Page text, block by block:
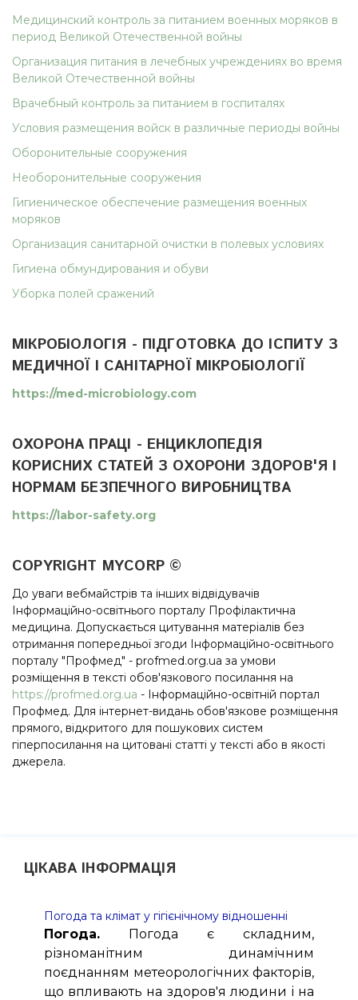
Медицинский контроль за питанием военных моряков в
период Великой Отечественной войны
Организация питания в лечебных учреждениях во время
Великой Отечественной войны
Врачебный контроль за питанием в госпиталях
Условия размещения войск в различные периоды войны
Оборонительные сооружения
Необоронительные сооружения
Гигиеническое обеспечение размещения военных
моряков
Организация санитарной очистки в полевых условиях
Гигиена обмундирования и обуви
Уборка полей сражений
МІКРОБІОЛОГІЯ - ПІДГОТОВКА ДО ІСПИТУ З
МЕДИЧНОЇ І САНІТАРНОЇ МІКРОБІОЛОГІЇ
https://med-microbiology.com
ОХОРОНА ПРАЦІ - ЕНЦИКЛОПЕДІЯ
КОРИСНИХ СТАТЕЙ З ОХОРОНИ ЗДОРОВ'Я І
НОРМАМ БЕЗПЕЧНОГО ВИРОБНИЦТВА
https://labor-safety.org
COPYRIGHT MYCORP ©
До уваги вебмайстрів та інших відвідувачів
Інформаційно-освітнього порталу Профілактична
медицина. Допускається цитування матеріалів без
отримання попередньої згоди Інформаційно-освітнього
порталу "Профмед" - profmed.org.ua за умови
розміщення в тексті обов'язкового посилання на
https://profmed.org.ua - Інформаційно-освітній портал
Профмед. Для інтернет-видань обов'язкове розміщення
прямого, відкритого для пошукових систем
гіперпосилання на цитовані статті у тексті або в якості
джерела.
ЦІКАВА ІНФОРМАЦІЯ
Погода та клімат у гігієнічному відношенні
Погода. Погода є складним,
різноманітним динамічним
поєднанням метеорологічних факторів,
що впливають на здоров'я людини і на